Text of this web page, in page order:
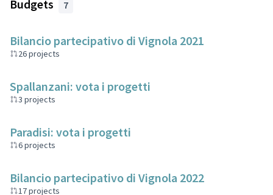
Budgets 7
Bilancio partecipativo di Vignola 2021
26 projects
Spallanzani: vota i progetti
3 projects
Paradisi: vota i progetti
6 projects
Bilancio partecipativo di Vignola 2022
17 projects